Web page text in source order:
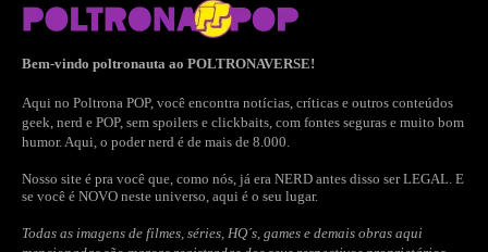
Bem-vindo poltronauta ao POLTRONAVERSE!
Aqui no Poltrona POP, você encontra notícias, críticas e outros conteúdos
geek, nerd e POP, sem spoilers e clickbaits, com fontes seguras e muito bom
humor. Aqui, o poder nerd é de mais de 8.000.
Nosso site é pra você que, como nós, já era NERD antes disso ser LEGAL. E
se você é NOVO neste universo, aqui é o seu lugar.
Todas as imagens de filmes, séries, HQ´s, games e demais obras aqui